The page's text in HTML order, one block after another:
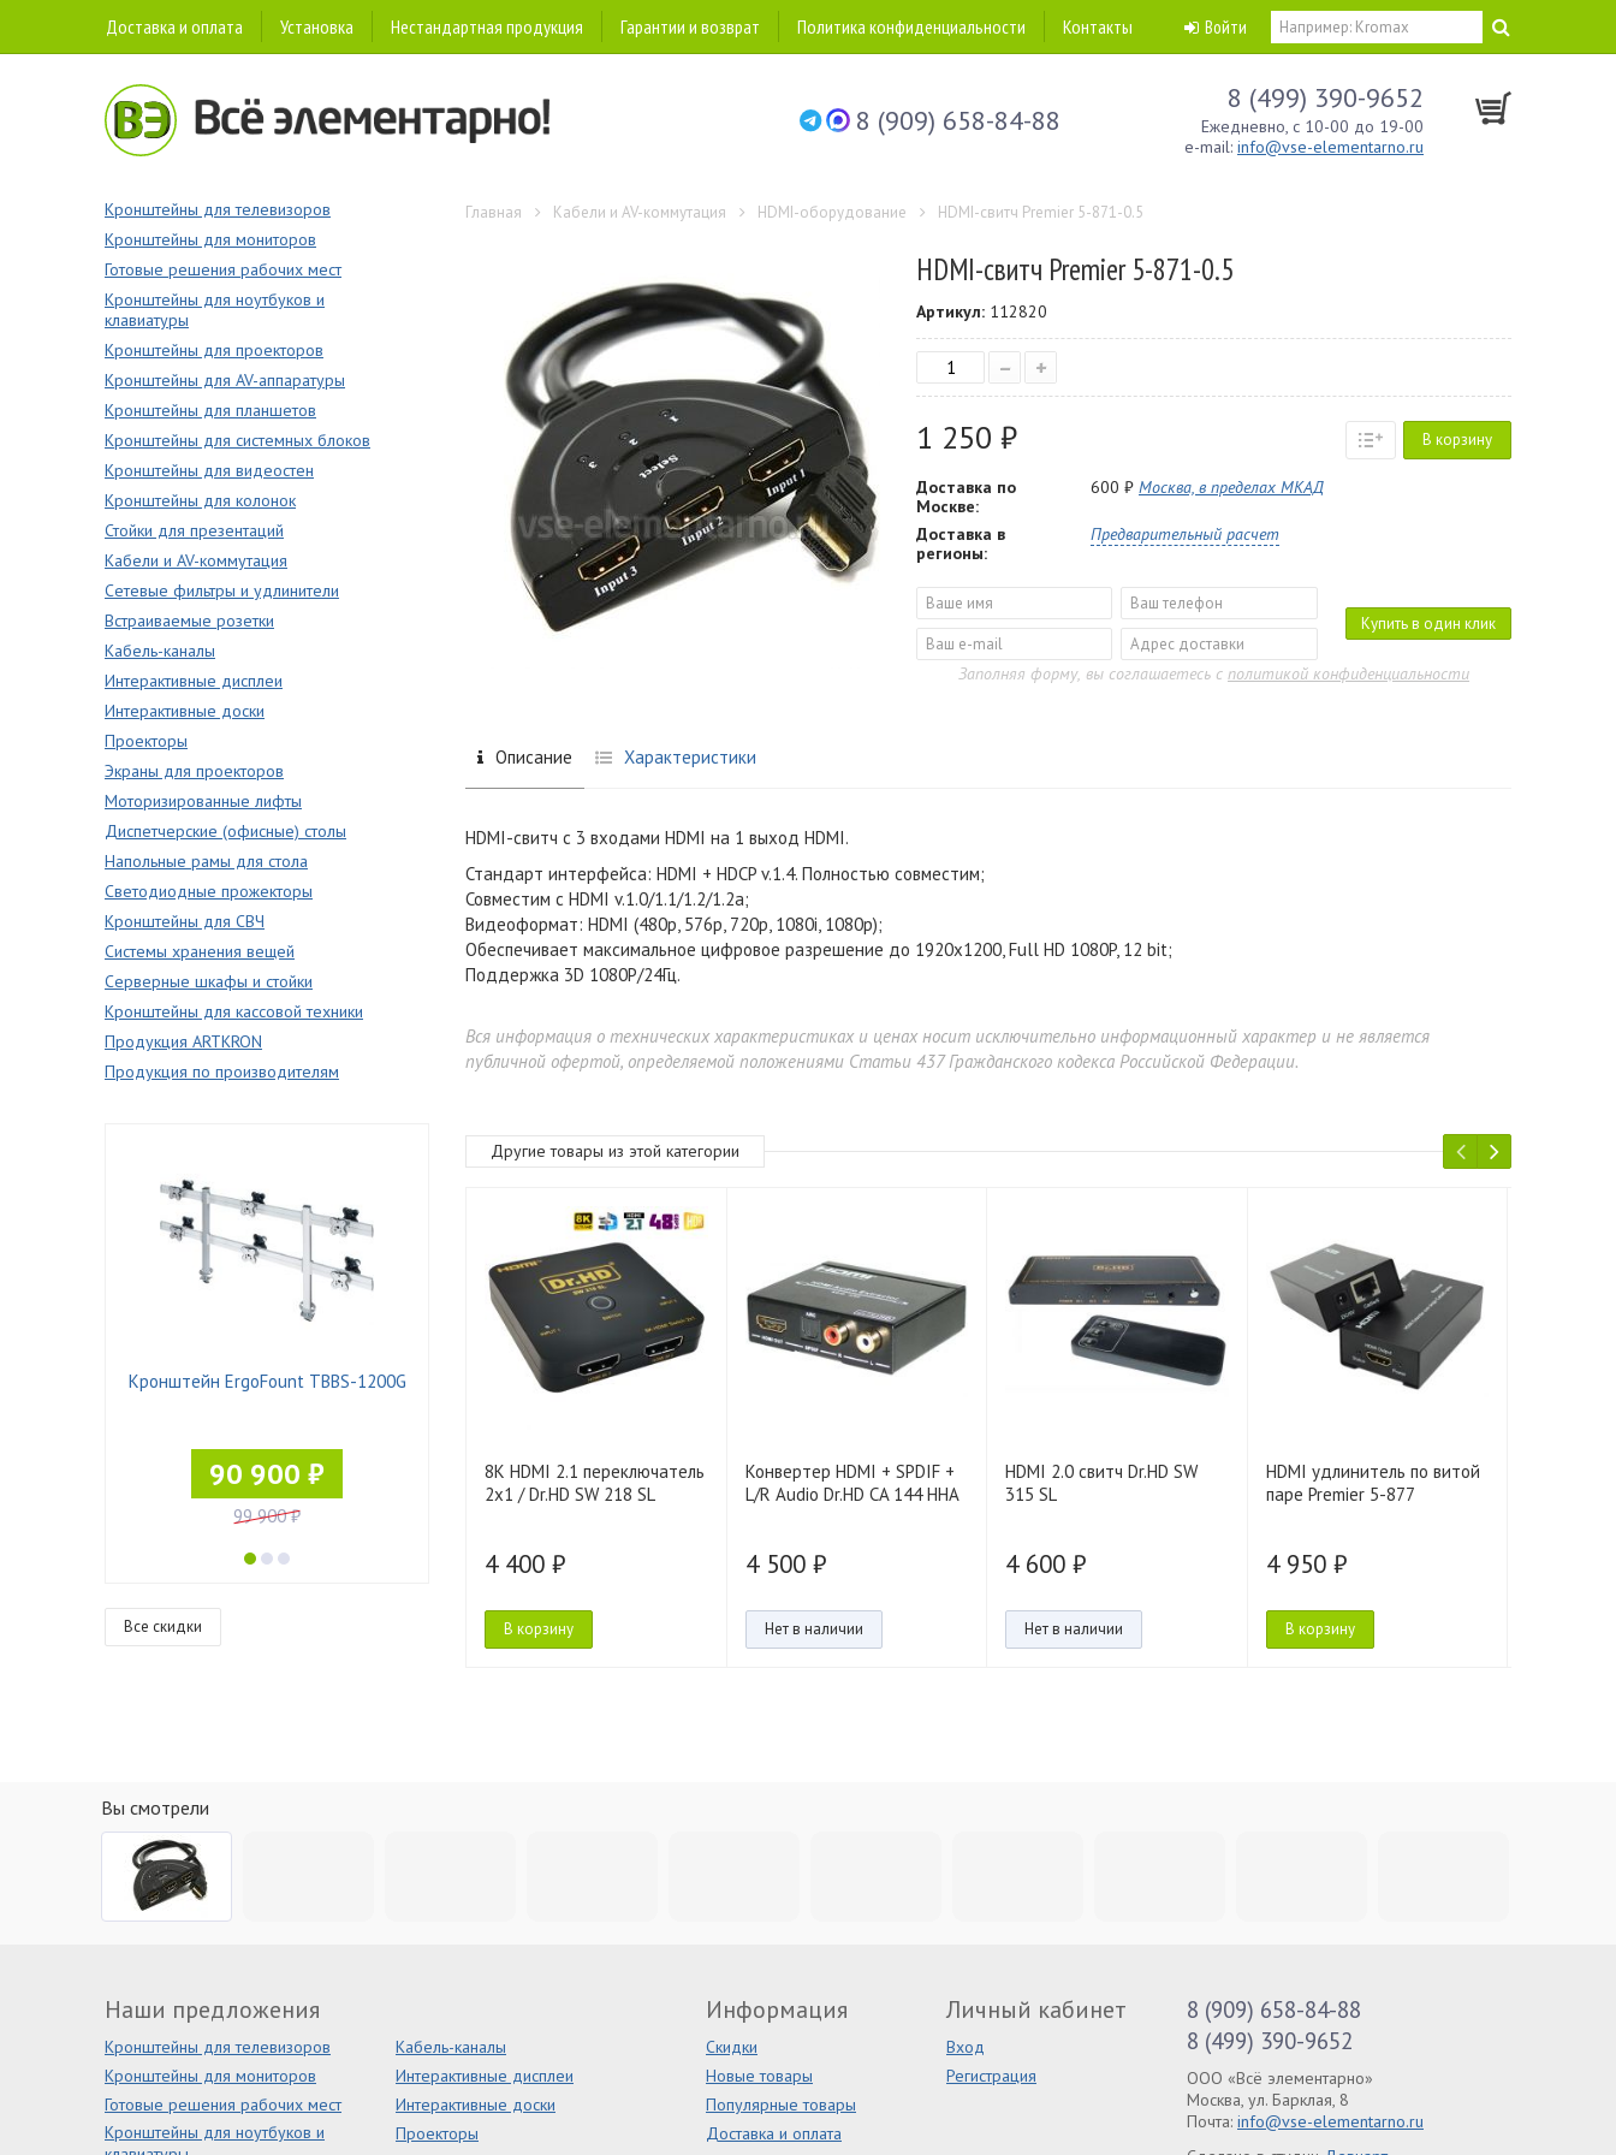
Доставка и оплата Установка Нестандартная продукция Гарантии и возврат Политика конфиденциальности Контакты Войти
8 (909) 658-84-88
8 (499) 390-9652
Ежедневно, с 10-00 до 19-00
e-mail: info@vse-elementarno.ru
Кронштейны для телевизоров
Кронштейны для мониторов
Готовые решения рабочих мест
Кронштейны для ноутбуков и
клавиатуры
Кронштейны для проекторов
Кронштейны для AV-аппаратуры
Кронштейны для планшетов
Кронштейны для системных блоков
Кронштейны для видеостен
Кронштейны для колонок
Стойки для презентаций
Кабели и AV-коммутация
Сетевые фильтры и удлинители
Встраиваемые розетки
Кабель-каналы
Интерактивные дисплеи
Интерактивные доски
Проекторы
Экраны для проекторов
Моторизированные лифты
Диспетчерские (офисные) столы
Напольные рамы для стола
Светодиодные прожекторы
Кронштейны для СВЧ
Системы хранения вещей
Серверные шкафы и стойки
Кронштейны для кассовой техники
Продукция ARTKRON
Продукция по производителям
Кронштейн ErgoFount TBBS-1200G
90 900 ₽
99 900 ₽
Все скидки
Главная Кабели и AV-коммутация HDMI-оборудование HDMI-свитч Premier 5-871-0.5
HDMI-свитч Premier 5-871-0.5
Артикул: 112820
– +
1 250 ₽ В корзину
Доставка по
Москве:
600 ₽ Москва, в пределах МКАД
Доставка в
регионы:
Предварительный расчет
Купить в один клик
Заполняя форму, вы соглашаетесь с политикой конфиденциальности
Описание Характеристики
HDMI-свитч с 3 входами HDMI на 1 выход HDMI.
Стандарт интерфейса: HDMI + HDCP v.1.4. Полностью совместим;
Совместим с HDMI v.1.0/1.1/1.2/1.2a;
Видеоформат: HDMI (480p, 576p, 720p, 1080i, 1080p);
Обеспечивает максимальное цифровое разрешение до 1920х1200, Full HD 1080P, 12 bit;
Поддержка 3D 1080P/24Гц.
Вся информация о технических характеристиках и ценах носит исключительно информационный характер и не является
публичной офертой, определяемой положениями Статьи 437 Гражданского кодекса Российской Федерации.
Другие товары из этой категории
8K HDMI 2.1 переключатель
2x1 / Dr.HD SW 218 SL
4 400 ₽
В корзину
Конвертер HDMI + SPDIF +
L/R Audio Dr.HD CA 144 HHA
4 500 ₽
Нет в наличии
HDMI 2.0 свитч Dr.HD SW
315 SL
4 600 ₽
Нет в наличии
HDMI удлинитель по витой
паре Premier 5-877
4 950 ₽
В корзину
Вы смотрели
Наши предложения
Кронштейны для телевизоров
Кронштейны для мониторов
Готовые решения рабочих мест
Кронштейны для ноутбуков и
Кабель-каналы
Интерактивные дисплеи
Интерактивные доски
Проекторы
Информация
Скидки
Новые товары
Популярные товары
Доставка и оплата
Личный кабинет
Вход
Регистрация
8 (909) 658-84-88
8 (499) 390-9652
ООО «Всё элементарно»
Москва, ул. Барклая, 8
Почта: info@vse-elementarno.ru